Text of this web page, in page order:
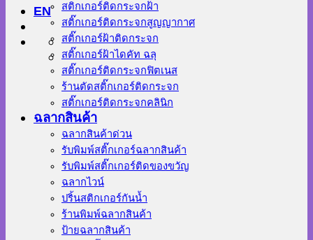
EN
สติกเกอร์ติดกระจกฝ้า
สติ๊กเกอร์ติดกระจกสูญญากาศ
สติ๊กเกอร์ฝ้าติดกระจก
สติ๊กเกอร์ฝ้าไดคัท ฉลุ
สติ๊กเกอร์ติดกระจกฟิตเนส
ร้านตัดสติ๊กเกอร์ติดกระจก
สติ๊กเกอร์ติดกระจกคลินิก
ฉลากสินค้า
ฉลากสินค้าด่วน
รับพิมพ์สติ๊กเกอร์ฉลากสินค้า
รับพิมพ์สติ๊กเกอร์ติดของขวัญ
ฉลากไวน์
ปริ้นสติกเกอร์กันน้ำ
ร้านพิมพ์ฉลากสินค้า
ป้ายฉลากสินค้า